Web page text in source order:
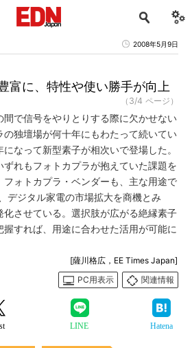
2008年5月9日
富に、特性や使い勝手が向上
（3/4 ページ）
間で信号をやりとりする際に欠かせない
独壇場が何十年にもわたって続いてい
なって新型素子が相次いで登場した。
ずれもフォトカプラが抱えていた課題を
ォトカプラ・ベンダーも、主な用途で
デジタル家電の市場拡大を商機とみ
化させている。選択肢が広がる絶縁素子
すれば、用途に合わせた活用が可能に
[薩川格広，EE Times Japan]
PC用表示
関連情報
LINE Hatena